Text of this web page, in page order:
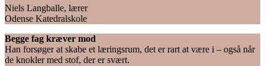
Niels Langballe, lærer
Odense Katedralskole
Begge fag kræver mod
Han forsøger at skabe et læringsrum, det er rart at være i – også når
de knokler med stof, der er svært.